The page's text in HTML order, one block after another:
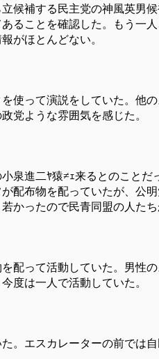
候補する民主党の神風英男
ることを確認した。もう一
がほとんどない。
使って演説をしていた。他
党ような雰囲気を感じた。
泉進二ﾔ猿≠ｪ来るとのこと
配布物を配っていたが、公
かったので民青同盟の人たち
配って活動していた。男性
度は一人で活動していた。
。エスカレーターの前では